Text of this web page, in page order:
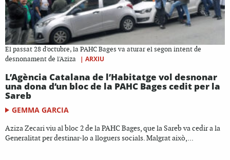
El passat 28 d'octubre, la PAHC Bages va aturar el segon intent de
desnonament de l'Aziza
| ARXIU
L’Agència Catalana de l’Habitatge vol desnonar
una dona d’un bloc de la PAHC Bages cedit per la
Sareb
GEMMA GARCIA
Aziza Zecari viu al bloc 2 de la PAHC Bages, que la Sareb va cedir a la
Generalitat per destinar-lo a lloguers socials. Malgrat això,...